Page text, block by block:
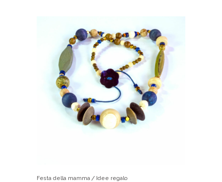
Festa della mamma Idee regalo